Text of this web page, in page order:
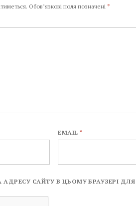
Обов’язкові поля позначені *
EMAIL*
АДРЕСУ САЙТУ В ЦЬОМУ БРАУЗЕРІ